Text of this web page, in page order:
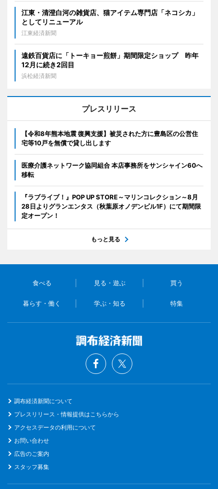
江東・清澄白河の雑貨店、猫アイテム専門店「ネコシカ」
としてリニューアル
江東経済新聞
遠鉄百貨店に「トーキョー煎餅」期間限定ショップ 昨年
12月に続き2回目
浜松経済新聞
プレスリリース
【令和8年熊本地震 復興支援】被災された方に豊島区の公営住
宅等10戸を無償で貸し出します
医療介護ネットワーク協同組合 本店事務所をサンシャイン60へ
移転
『ラブライブ！』POP UP STORE～マリンコレクション～8月
28日よりグランエンタス（秋葉原オノデンビル1F）にて期間限
定オープン！
もっと見る
食べる 見る・遊ぶ 買う
暮らす・働く 学ぶ・知る 特集
調布経済新聞について
プレスリリース・情報提供はこちらから
アクセスデータの利用について
お問い合わせ
広告のご案内
スタッフ募集